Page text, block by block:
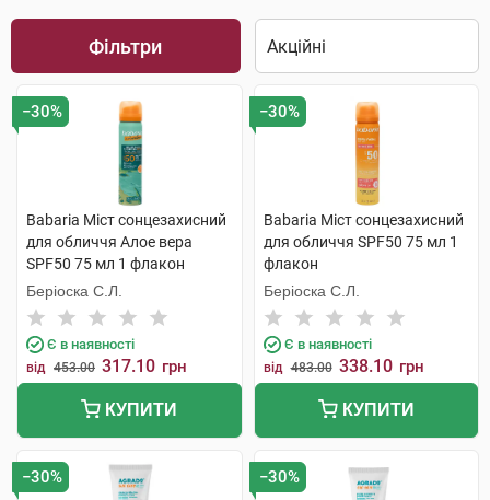
Фільтри
−30%
Babaria Міст сонцезахисний
для обличчя Алое вера
SPF50 75 мл 1 флакон
Беріоска С.Л.
Є в наявності
від 453.00 317.10 грн
КУПИТИ
−30%
Babaria Міст сонцезахисний
для обличчя SPF50 75 мл 1
флакон
Беріоска С.Л.
Є в наявності
від 483.00 338.10 грн
КУПИТИ
−30% −30%